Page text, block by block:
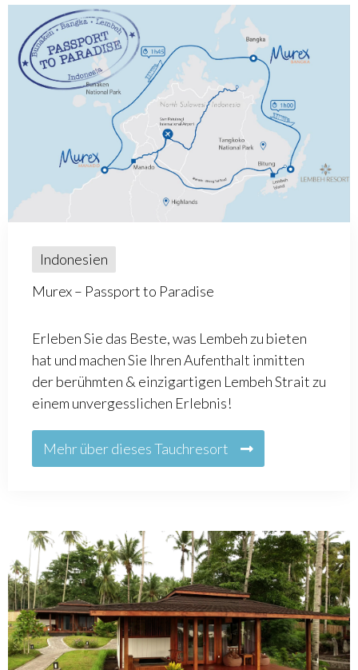
Indonesien
Murex – Passport to Paradise
Erleben Sie das Beste, was Lembeh zu bieten
hat und machen Sie Ihren Aufenthalt inmitten
der berühmten & einzigartigen Lembeh Strait zu
einem unvergesslichen Erlebnis!
Mehr über dieses Tauchresort